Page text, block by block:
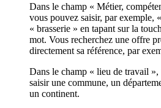
Dans le champ « Métier,
vous pouvez saisir, par exemple,
« brasserie » en tapant sur la
mot. Vous recherchez une offre
directement sa référence, par
Dans le champ « lieu de travail
saisir une commune, un
un continent.